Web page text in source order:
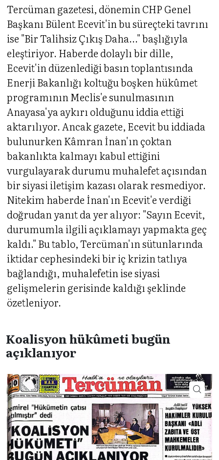
Tercüman gazetesi, dönemin CHP Genel
Başkanı Bülent Ecevit'in bu süreçteki tavrını
ise "Bir Talihsiz Çıkış Daha..." başlığıyla
eleştiriyor. Haberde dolaylı bir dille,
Ecevit'in düzenlediği basın toplantısında
Enerji Bakanlığı koltuğu boşken hükûmet
programının Meclis'e sunulmasının
Anayasa'ya aykırı olduğunu iddia ettiği
aktarılıyor. Ancak gazete, Ecevit bu iddiada
bulunurken Kâmran İnan'ın çoktan
bakanlıkta kalmayı kabul ettiğini
vurgulayarak durumu muhalefet açısından
bir siyasi iletişim kazası olarak resmediyor.
Nitekim haberde İnan'ın Ecevit'e verdiği
doğrudan yanıt da yer alıyor: "Sayın Ecevit,
durumumla ilgili açıklamayı yapmakta geç
kaldı." Bu tablo, Tercüman'ın sütunlarında
iktidar cephesindeki bir iç krizin tatlıya
bağlandığı, muhalefetin ise siyasi
gelişmelerin gerisinde kaldığı şeklinde
özetleniyor.
Koalisyon hükûmeti bugün
açıklanıyor